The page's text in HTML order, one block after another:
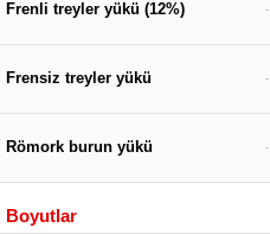
Frenli treyler yükü (12%)
Frensiz treyler yükü
Römork burun yükü
Boyutlar